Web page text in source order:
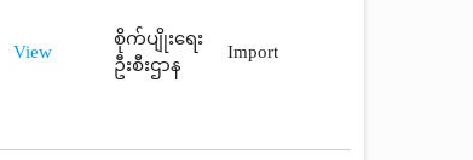
View
စိုက်ပျိုးရေး
ဦးစီးဌာန
Import